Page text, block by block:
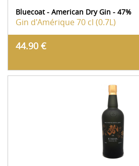
Bluecoat - American Dry Gin - 47%
Gin d'Amérique70 cl (0.7L)
44.90 €